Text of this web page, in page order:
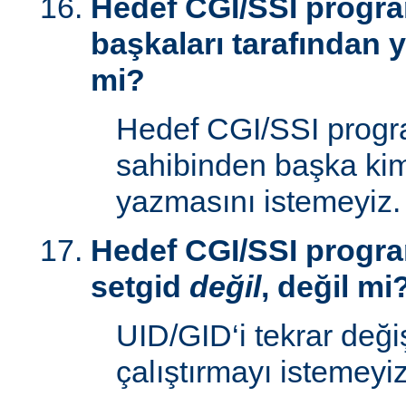
Hedef CGI/SSI
başkaları tarafından
mi?
Hedef CGI/SSI
sahibinden başka
yazmasını istemeyiz.
Hedef CGI/SSI
setgid değil, değil
UID/GID‘i tekrar
çalıştırmayı